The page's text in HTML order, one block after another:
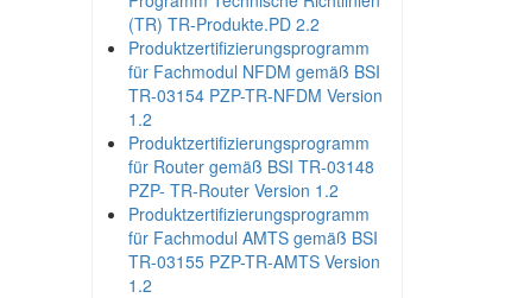
(TR) TR-Produkte.PD 2.2
Produktzertifizierungsprogramm
für Fachmodul NFDM gemäß BSI
TR-03154 PZP-TR-NFDM Version
1.2
Produktzertifizierungsprogramm
für Router gemäß BSI TR-03148
PZP- TR-Router Version 1.2
Produktzertifizierungsprogramm
für Fachmodul AMTS gemäß BSI
TR-03155 PZP-TR-AMTS Version
1.2